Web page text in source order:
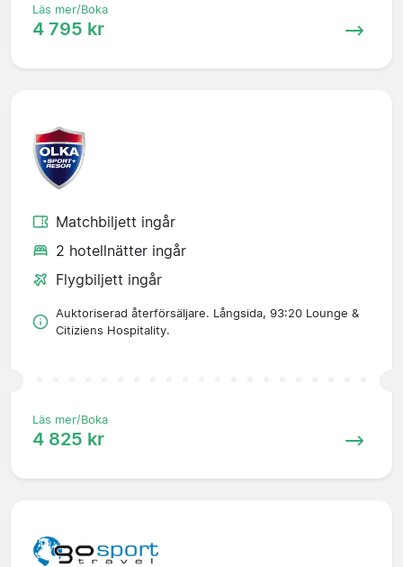
Läs mer/Boka
4 795 kr
Matchbiljett ingår
2 hotellnätter ingår
Flygbiljett ingår
Auktoriserad återförsäljare. Långsida, 93:20 Lounge &
Citiziens Hospitality.
Läs mer/Boka
4 825 kr